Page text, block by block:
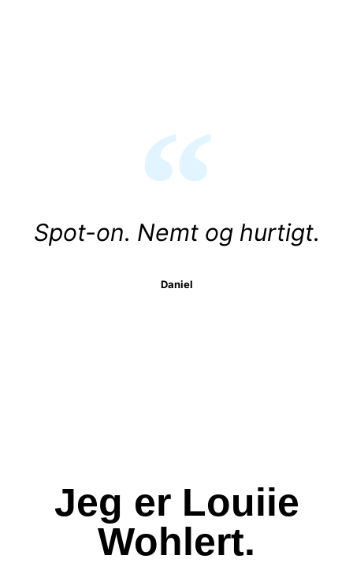
Spot-on. Nemt og hurtigt.
Daniel
Jeg er Louiie
Wohlert.